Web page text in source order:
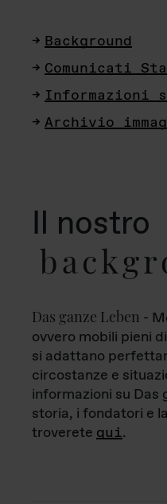
Background
Comunicati
Informazioni
Archivio
Il nostro
Das ganze Leben -
ovvero mobili pieni
si adattano
circostanze e
informazioni su Das
storia, i fondatori e
troverete qui.